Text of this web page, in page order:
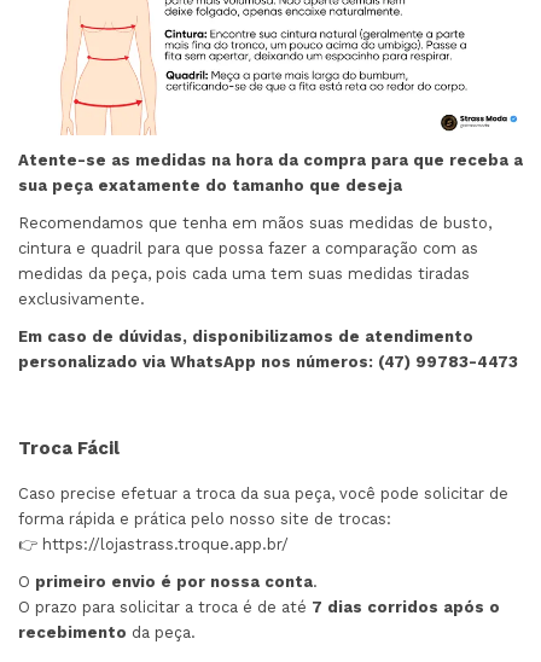
Atente-se as medidas na hora da compra para que receba a
sua peça exatamente do tamanho que deseja
Recomendamos que tenha em mãos suas medidas de busto,
cintura e quadril para que possa fazer a comparação com as
medidas da peça, pois cada uma tem suas medidas tiradas
exclusivamente.
Em caso de dúvidas, disponibilizamos de atendimento
personalizado via WhatsApp nos números: (47) 99783-4473
Troca Fácil
Caso precise efetuar a troca da sua peça, você pode solicitar de
forma rápida e prática pelo nosso site de trocas:
👉 https://lojastrass.troque.app.br/
O primeiro envio é por nossa conta.
O prazo para solicitar a troca é de até 7 dias corridos após o
recebimento da peça.